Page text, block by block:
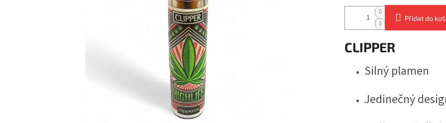
Přidat do
CLIPPER
Silný plamen
Jedinečný